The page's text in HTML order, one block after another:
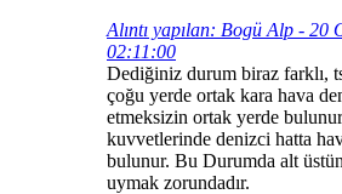
Alıntı yapılan: Bogü Alp - 20
02:11:00
Dediğiniz durum biraz farklı,
çoğu yerde ortak kara hava
etmeksizin ortak yerde
kuvvetlerinde denizci hatta
bulunur. Bu Durumda alt
uymak zorundadır.